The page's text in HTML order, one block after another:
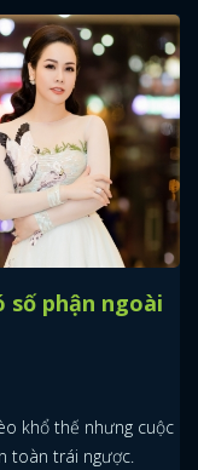
số phận ngoài
khổ thế nhưng cuộc
toàn trái ngược.